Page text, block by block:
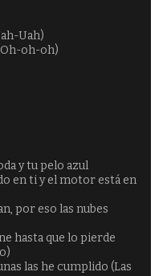
Uah)
oh-oh)
y tu pelo azul
en ti y el motor está en
por eso las nubes
hasta que lo pierde
las he cumplido (Las